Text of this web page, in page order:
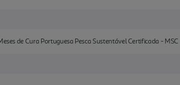
de Cura Portuguesa Pesca Sustentável Certificada - MSC